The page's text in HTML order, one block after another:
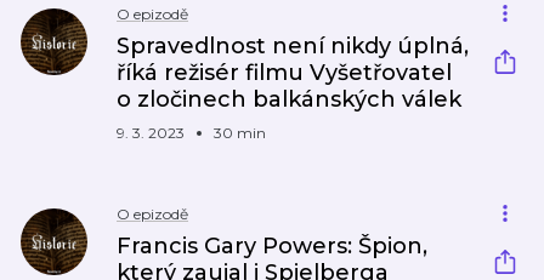
O epizodě
Spravedlnost není nikdy úplná,
říká režisér filmu Vyšetřovatel
o zločinech balkánských válek
9. 3. 2023 30 min
O epizodě
Francis Gary Powers: Špion,
který zaujal i Spielberga